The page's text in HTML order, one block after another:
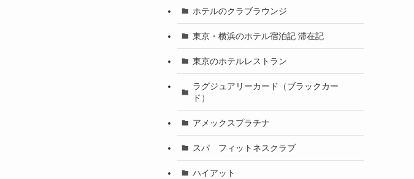
ホテルのクラブラウンジ
東京・横浜のホテル宿泊記 滞在記
東京のホテルレストラン
ラグジュアリーカード（ブラックカー
ド）
アメックスプラチナ
スパ フィットネスクラブ
ハイアット